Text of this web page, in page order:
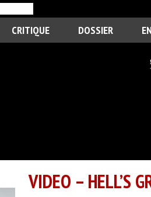
CRITIQUE DOSSIER
VIDEO – HELL’S